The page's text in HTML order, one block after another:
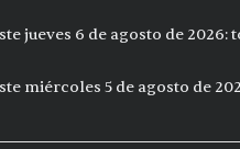
jueves 6 de agosto de
miércoles 5 de agosto de